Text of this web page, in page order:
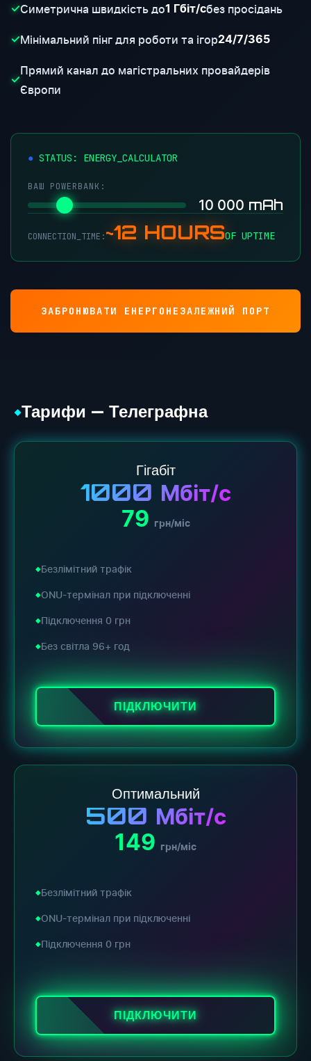
✓Симетрична швидкість до1 Гбіт/сбез просідань
✓Мінімальний пінг для роботи та ігор24/7/365
✓
Прямий канал до магістральних провайдерів
Європи
● STATUS: ENERGY_CALCULATOR
ВАШ POWERBANK:
10 000 mAh
CONNECTION_TIME:~12 HOURSOF UPTIME
ЗАБРОНЮВАТИ ЕНЕРГОНЕЗАЛЕЖНИЙ ПОРТ
◆Тарифи — Телеграфна
Гігабіт
1000 Мбіт/с
79 грн/міс
Безлімітний трафік
ONU-термінал при підключенні
Підключення 0 грн
Без світла 96+ год
ПІДКЛЮЧИТИ
Оптимальний
500 Мбіт/с
149 грн/міс
Безлімітний трафік
ONU-термінал при підключенні
Підключення 0 грн
ПІДКЛЮЧИТИ